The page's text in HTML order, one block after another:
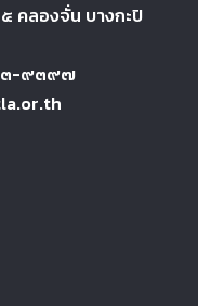
คลองจั่น บางกะปิ
-๙๓๙๗